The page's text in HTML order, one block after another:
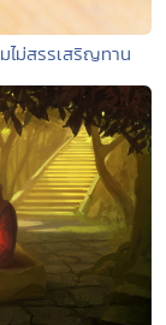
ม่สรรเสริญทาน